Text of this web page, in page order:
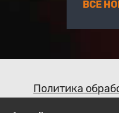
ВСЕ
Политика